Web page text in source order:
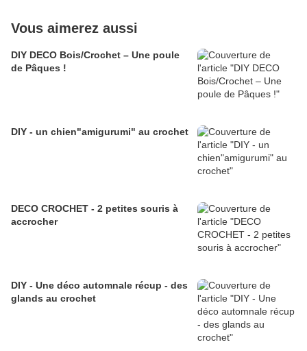
Vous aimerez aussi
DIY DECO Bois/Crochet – Une poule
de Pâques !
DIY - un chien"amigurumi" au crochet
DECO CROCHET - 2 petites souris à
accrocher
DIY - Une déco automnale récup - des
glands au crochet